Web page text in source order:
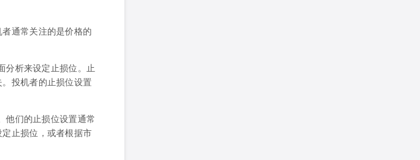
通常关注的是价格的
分析来设定止损位。止
投机者的止损位设置
他们的止损位设置通常
止损位，或者根据市